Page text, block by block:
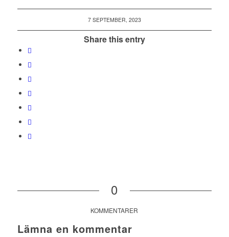
7 SEPTEMBER, 2023
Share this entry
0
KOMMENTARER
Lämna en kommentar